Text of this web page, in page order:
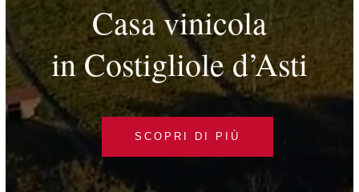
Casa vinicola
in Costigliole d’Asti
SCOPRI DI PIÙ